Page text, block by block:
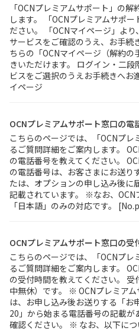
履歴・お気に入り
お知らせ
NTTドコモビジネスのお客さ
OCN サービス一覧
「OCNプレミアムサポート」の
します。 「OCNプレミアムサポ
ださい。 「OCNマイページ」よ
サービスをご確認のうえ、お手続
ちらの「OCNマイページ（解約
きいただけます。 ログイン・二
ビスをご選択のうえお手続きへお
イページ
OCNプレミアムサポート窓口の電
こちらのページでは、「OCNプレ
るご質問詳細をご案内します。
の電話番号を教えてください。
の電話番号は、お客さまにお送り
たは、オプションの申し込み後に
記載されています。 ※なお、OCN
「日本語」のみの対応です。
OCNプレミアムサポート窓口の受
こちらのページでは、「OCNプレ
るご質問詳細をご案内します。
の受付時間を教えてください。
中無休）です。 ※ OCNプレミア
は、お申し込み後お送りする「お
20」から始まる電話番号の記載が
確認ください。 ※ なお、以下に